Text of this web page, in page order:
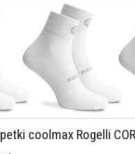
coolmax Rogelli